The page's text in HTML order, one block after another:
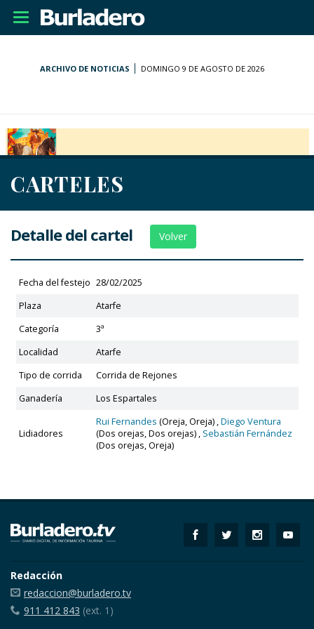
Desplegar
navegación
ARCHIVO DE NOTICIAS DOMINGO 9 DE AGOSTO DE 2026
CARTELES
Detalle del cartel Volver
Fecha del festejo 28/02/2025
Plaza
Atarfe
Categoría
3ª
Localidad
Atarfe
Tipo de corrida
Corrida de Rejones
Ganadería
Los Espartales
Lidiadores
Rui Fernandes (Oreja, Oreja) ,Diego Ventura
(Dos orejas, Dos orejas) , Sebastián Fernández
(Dos orejas, Oreja)
Redacción
redaccion@burladero.tv
911 412 843 (ext. 1)